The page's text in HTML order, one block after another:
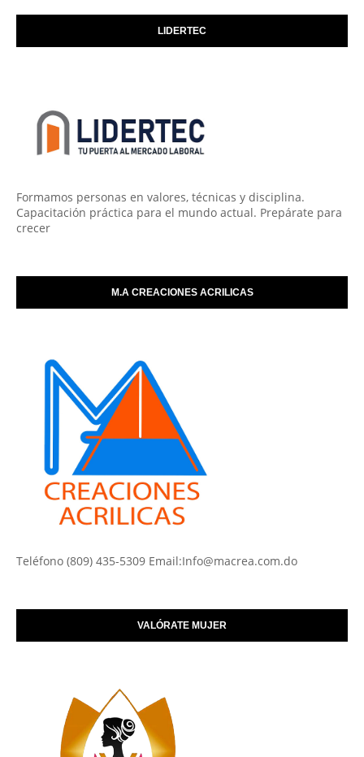
LIDERTEC
Formamos personas en valores, técnicas y disciplina.
Capacitación práctica para el mundo actual. Prepárate para
crecer
M.A CREACIONES ACRILICAS
Teléfono (809) 435-5309 Email:Info@macrea.com.do
VALÓRATE MUJER